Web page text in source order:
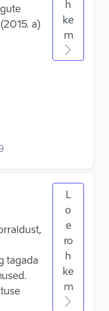
a)
h
ke
m
tagada
L
o
e
ro
h
ke
m